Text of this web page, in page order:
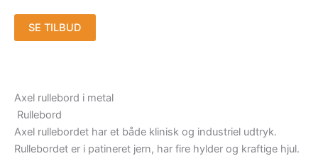
SE TILBUD
Axel rullebord i metal
Rullebord
Axel rullebordet har et både klinisk og industriel udtryk.
Rullebordet er i patineret jern, har fire hylder og kraftige hjul.